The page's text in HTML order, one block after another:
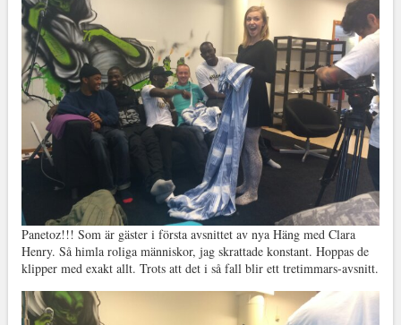
Panetoz!!! Som är gäster i första avsnittet av nya Häng med Clara
Henry. Så himla roliga människor, jag skrattade konstant. Hoppas de
klipper med exakt allt. Trots att det i så fall blir ett tretimmars-avsnitt.